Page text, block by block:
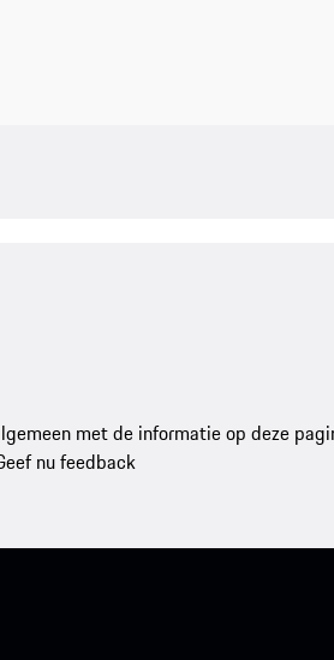
met de informatie op deze
nu feedback